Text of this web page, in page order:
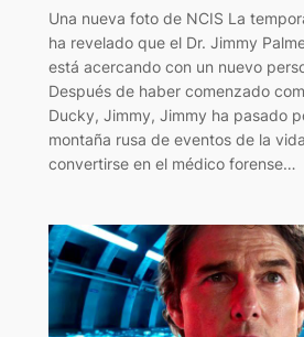
Una nueva foto de NCIS La
ha revelado que el Dr. Jimmy
está acercando con un nuevo
Después de haber comenzado
Ducky, Jimmy, Jimmy ha pasado
montaña rusa de eventos de la
convertirse en el médico forense…